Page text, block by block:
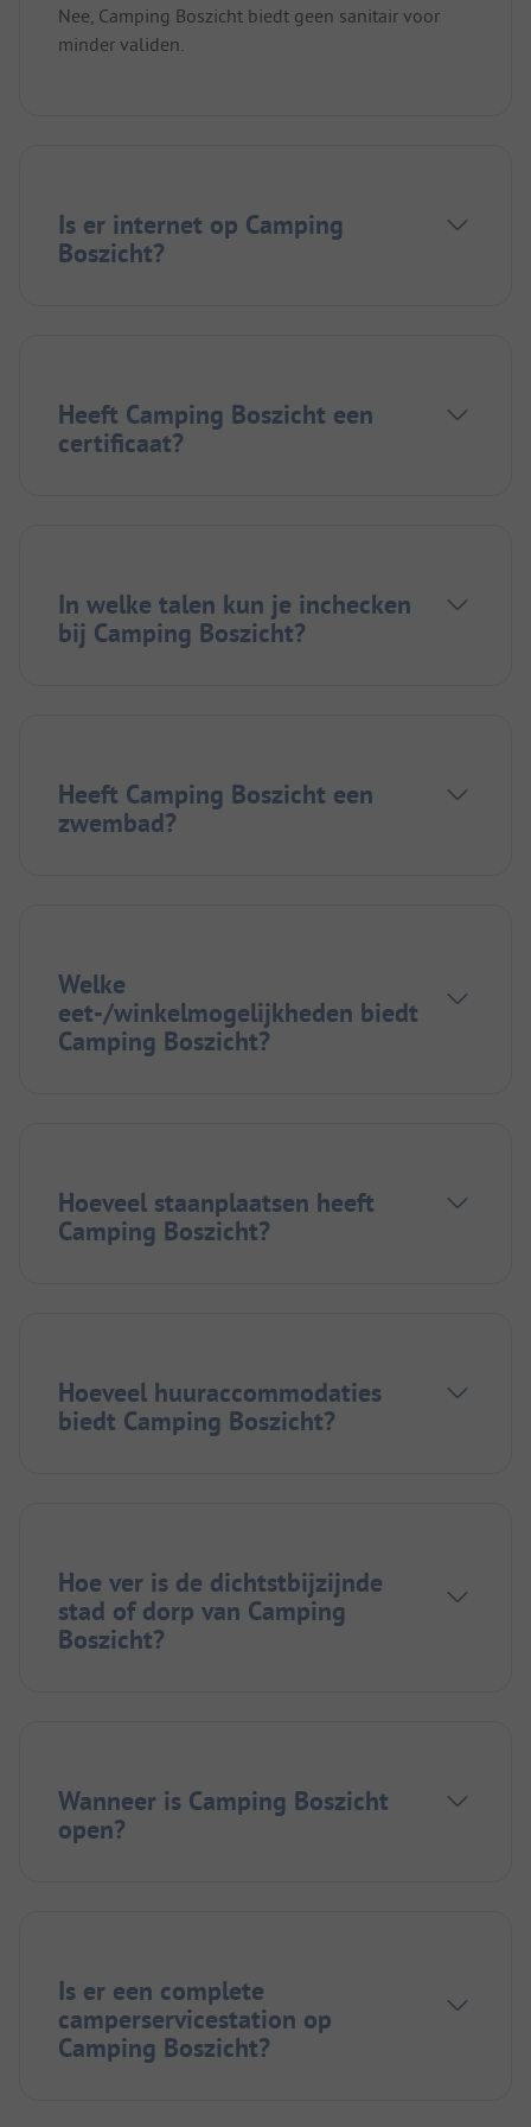
Nee, Camping Boszicht biedt geen sanitair voor
minder validen.
Is er internet op Camping
Boszicht?
Heeft Camping Boszicht een
certificaat?
In welke talen kun je inchecken
bij Camping Boszicht?
Heeft Camping Boszicht een
zwembad?
Welke
eet-/winkelmogelijkheden biedt
Camping Boszicht?
Hoeveel staanplaatsen heeft
Camping Boszicht?
Hoeveel huuraccommodaties
biedt Camping Boszicht?
Hoe ver is de dichtstbijzijnde
stad of dorp van Camping
Boszicht?
Wanneer is Camping Boszicht
open?
Is er een complete
camperservicestation op
Camping Boszicht?